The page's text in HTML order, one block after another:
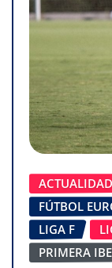
ACTUALIDAD
FÚTBOL
LIGA F
PRIMERA